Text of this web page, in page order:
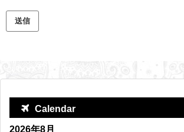
Calendar
2026年8月